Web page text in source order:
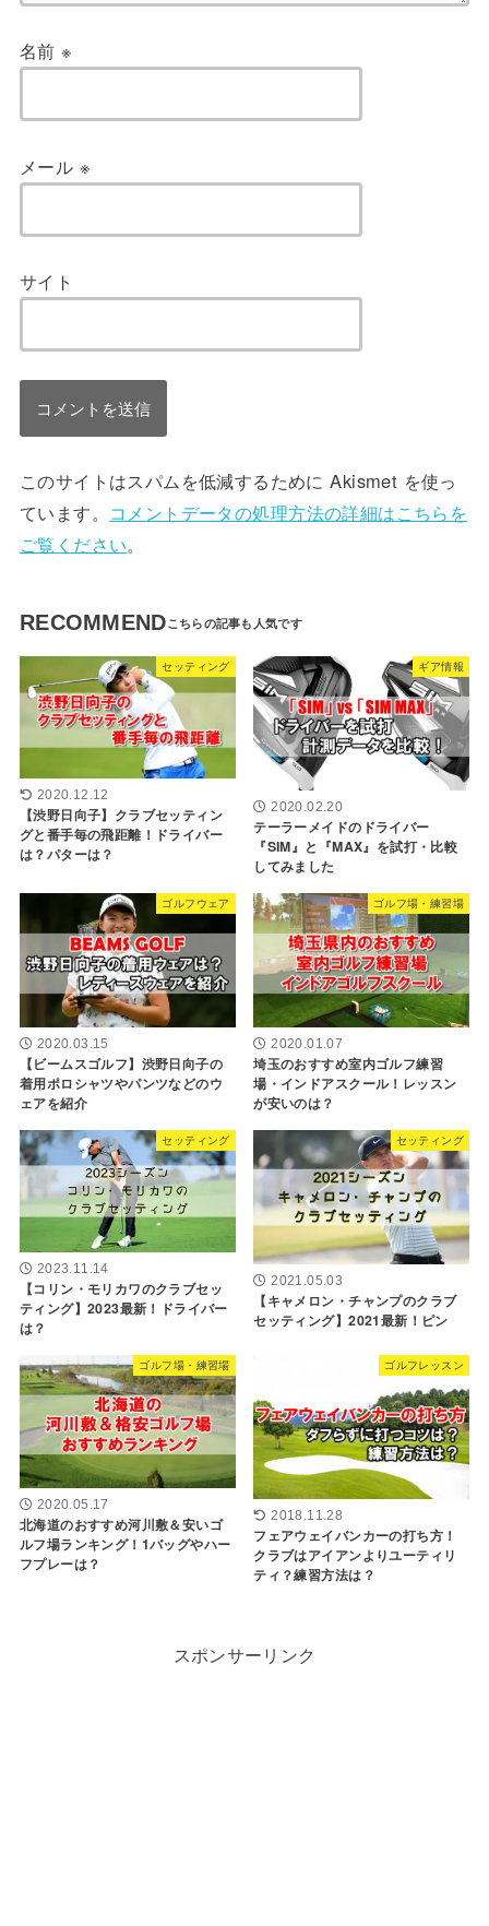
名前※
メール ※
サイト
このサイトはスパムを低減するために Akismet を使っ
ています。 コメントデータの処理方法の詳細はこちらを
ご覧ください。
RECOMMEND
セッティング
2020.12.12
【渋野日向子】クラブセッティン
グと番手毎の飛距離！ドライバー
は？パターは？
ギア情報
2020.02.20
テーラーメイドのドライバー
『SIM』と『MAX』を試打・比較
してみました
ゴルフウェア
2020.03.15
【ビームスゴルフ】渋野日向子の
着用ポロシャツやパンツなどのウ
ェアを紹介
ゴルフ場・練習場
2020.01.07
埼玉のおすすめ室内ゴルフ練習
場・インドアスクール！レッスン
が安いのは？
セッティング
2023.11.14
【コリン・モリカワのクラブセッ
ティング】2023最新！ドライバー
は？
セッティング
2021.05.03
【キャメロン・チャンプのクラブ
セッティング】2021最新！ピン
ゴルフ場・練習場
2020.05.17
北海道のおすすめ河川敷＆安いゴ
ルフ場ランキング！1バッグやハー
フプレーは？
ゴルフレッスン
2018.11.28
フェアウェイバンカーの打ち方！
クラブはアイアンよりユーティリ
ティ？練習方法は？
スポンサーリンク